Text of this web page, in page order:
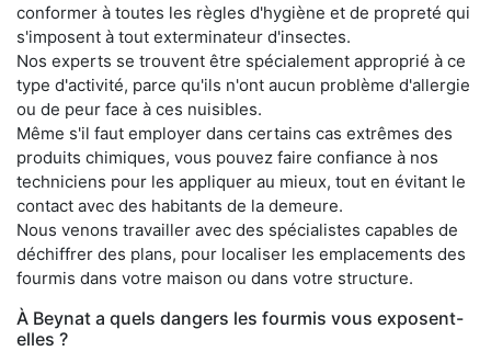
conformer à toutes les règles d'hygiène et de propreté qui
s'imposent à tout exterminateur d'insectes.
Nos experts se trouvent être spécialement approprié à ce
type d'activité, parce qu'ils n'ont aucun problème d'allergie
ou de peur face à ces nuisibles.
Même s'il faut employer dans certains cas extrêmes des
produits chimiques, vous pouvez faire confiance à nos
techniciens pour les appliquer au mieux, tout en évitant le
contact avec des habitants de la demeure.
Nous venons travailler avec des spécialistes capables de
déchiffrer des plans, pour localiser les emplacements des
fourmis dans votre maison ou dans votre structure.
À Beynat a quels dangers les fourmis vous exposent-
elles ?